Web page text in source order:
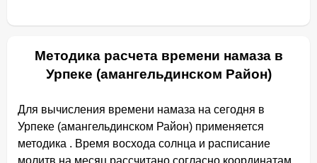
Методика расчета времени намаза в
Урпеке (амангельдинском Район)
Для вычисления времени намаза на сегодня в
Урпеке (амангельдинском Район) применяется
методика . Время восхода солнца и расписание
молитв на месяц рассчитано согласно координатам